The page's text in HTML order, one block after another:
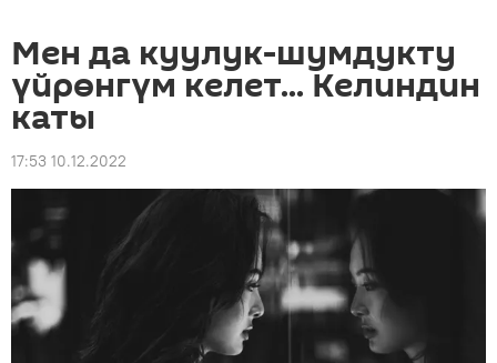
Мен да куулук-шумдукту
үйрөнгүм келет... Келиндин
каты
17:53 10.12.2022